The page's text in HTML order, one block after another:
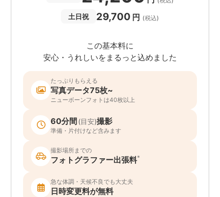
土日祝 29,700 円 (税込)
この基本料に
安心・うれしいをまるっと込めました
たっぷりもらえる
写真データ75枚~
ニューボーンフォトは40枚以上
60分間 (目安)撮影
準備・片付けなど含みます
撮影場所までの
フォトグラファー出張料*
急な体調・天候不良でも大丈夫
日時変更料が無料